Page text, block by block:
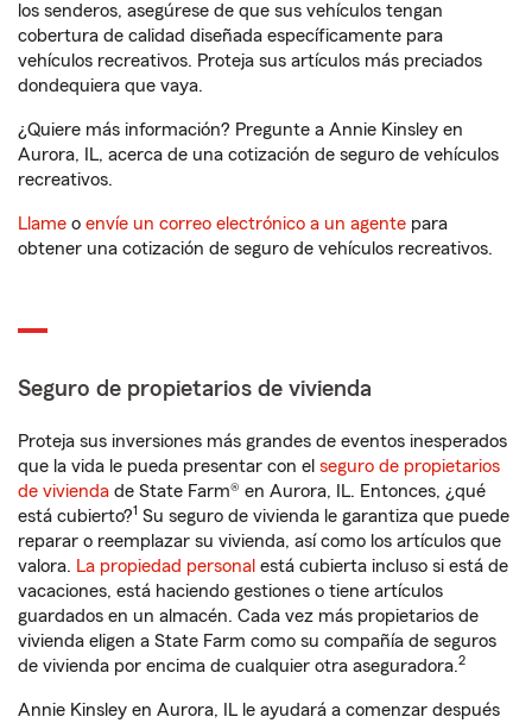
los senderos, asegúrese de que sus vehículos tengan
cobertura de calidad diseñada específicamente para
vehículos recreativos. Proteja sus artículos más preciados
dondequiera que vaya.
¿Quiere más información? Pregunte a Annie Kinsley en
Aurora, IL, acerca de una cotización de seguro de vehículos
recreativos.
Llame o envíe un correo electrónico a un agente para
obtener una cotización de seguro de vehículos recreativos.
Seguro de propietarios de vivienda
Proteja sus inversiones más grandes de eventos inesperados
que la vida le pueda presentar con el seguro de propietarios
de vivienda de State Farm® en Aurora, IL. Entonces, ¿qué
está cubierto?1 Su seguro de vivienda le garantiza que puede
reparar o reemplazar su vivienda, así como los artículos que
valora. La propiedad personal está cubierta incluso si está de
vacaciones, está haciendo gestiones o tiene artículos
guardados en un almacén. Cada vez más propietarios de
vivienda eligen a State Farm como su compañía de seguros
de vivienda por encima de cualquier otra aseguradora.2
Annie Kinsley en Aurora, IL le ayudará a comenzar después